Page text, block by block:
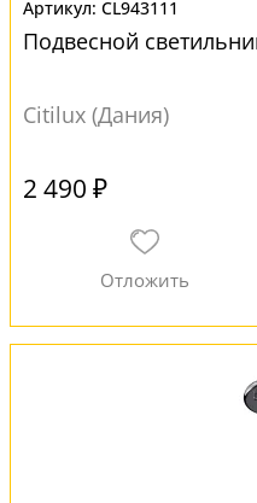
CL943111
Подвесной
Citilux (Дания)
2 490 ₽